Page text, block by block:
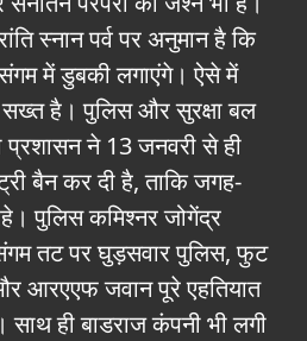
स्नान पर्व पर अनुमान है कि
में डुबकी लगाएंगे। ऐसे में
सख्त है। पुलिस और सुरक्षा बल
ने 13 जनवरी से ही
बैन कर दी है, ताकि जगह-
पुलिस कमिश्नर जोगेंद्र
तट पर घुड़सवार पुलिस, फुट
आरएएफ जवान पूरे एहतियात
ही बाडराज कंपनी भी लगी